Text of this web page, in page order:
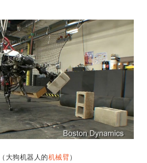
（大狗机器人的机械臂）